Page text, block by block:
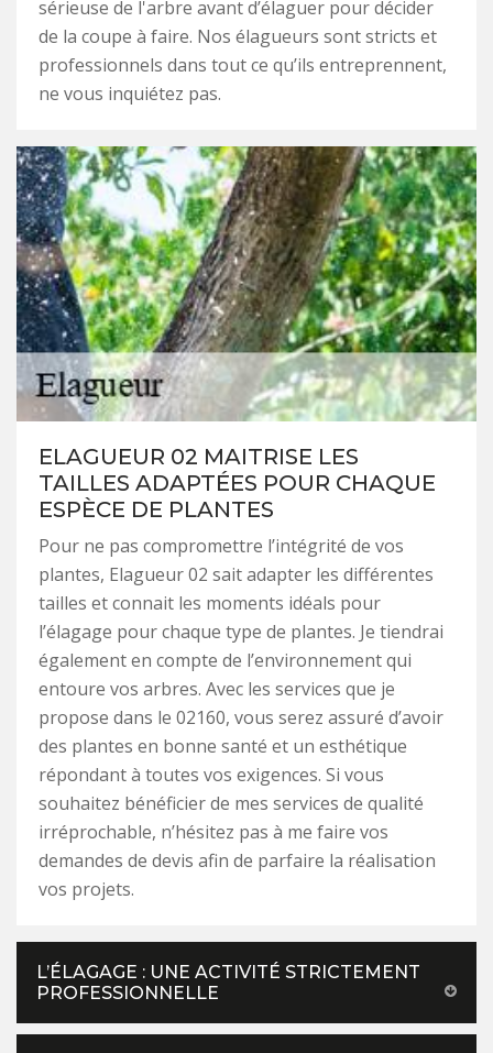
sérieuse de l'arbre avant d’élaguer pour décider
de la coupe à faire. Nos élagueurs sont stricts et
professionnels dans tout ce qu’ils entreprennent,
ne vous inquiétez pas.
ELAGUEUR 02 MAITRISE LES
TAILLES ADAPTÉES POUR CHAQUE
ESPÈCE DE PLANTES
Pour ne pas compromettre l’intégrité de vos
plantes, Elagueur 02 sait adapter les différentes
tailles et connait les moments idéals pour
l’élagage pour chaque type de plantes. Je tiendrai
également en compte de l’environnement qui
entoure vos arbres. Avec les services que je
propose dans le 02160, vous serez assuré d’avoir
des plantes en bonne santé et un esthétique
répondant à toutes vos exigences. Si vous
souhaitez bénéficier de mes services de qualité
irréprochable, n’hésitez pas à me faire vos
demandes de devis afin de parfaire la réalisation
vos projets.
L’ÉLAGAGE : UNE ACTIVITÉ STRICTEMENT
PROFESSIONNELLE